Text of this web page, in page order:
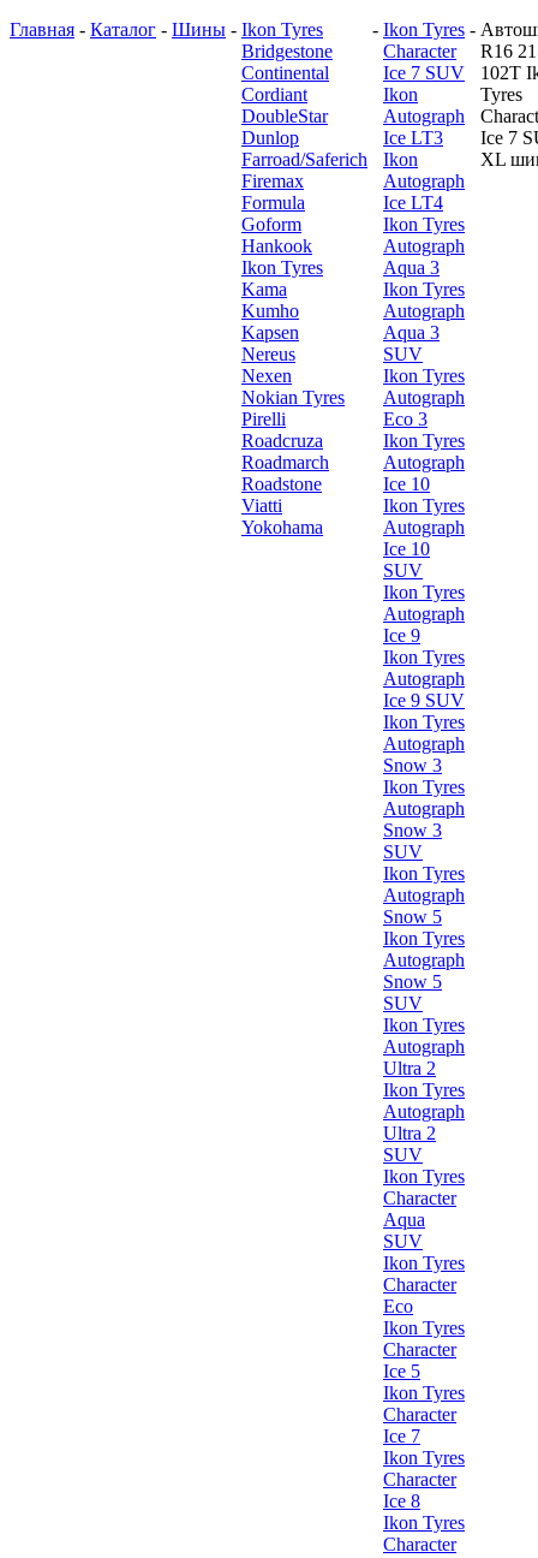
Главная - Каталог - Шины - Ikon Tyres
Bridgestone
Continental
Cordiant
DoubleStar
Dunlop
Farroad/Saferich
Firemax
Formula
Goform
Hankook
Ikon Tyres
Kama
Kumho
Kapsen
Nereus
Nexen
Nokian Tyres
Pirelli
Roadcruza
Roadmarch
Roadstone
Viatti
Yokohama
- Ikon Tyres
Character
Ice 7 SUV
Ikon
Autograph
Ice LT3
Ikon
Autograph
Ice LT4
Ikon Tyres
Autograph
Aqua 3
Ikon Tyres
Autograph
Aqua 3
SUV
Ikon Tyres
Autograph
Eco 3
Ikon Tyres
Autograph
Ice 10
Ikon Tyres
Autograph
Ice 10
SUV
Ikon Tyres
Autograph
Ice 9
Ikon Tyres
Autograph
Ice 9 SUV
Ikon Tyres
Autograph
Snow 3
Ikon Tyres
Autograph
Snow 3
SUV
Ikon Tyres
Autograph
Snow 5
Ikon Tyres
Autograph
Snow 5
SUV
Ikon Tyres
Autograph
Ultra 2
Ikon Tyres
Autograph
Ultra 2
SUV
Ikon Tyres
Character
Aqua
SUV
Ikon Tyres
Character
Eco
Ikon Tyres
Character
Ice 5
Ikon Tyres
Character
Ice 7
Ikon Tyres
Character
Ice 8
Ikon Tyres
Character
-
R16
102T
Tyres
Ice 7
XL